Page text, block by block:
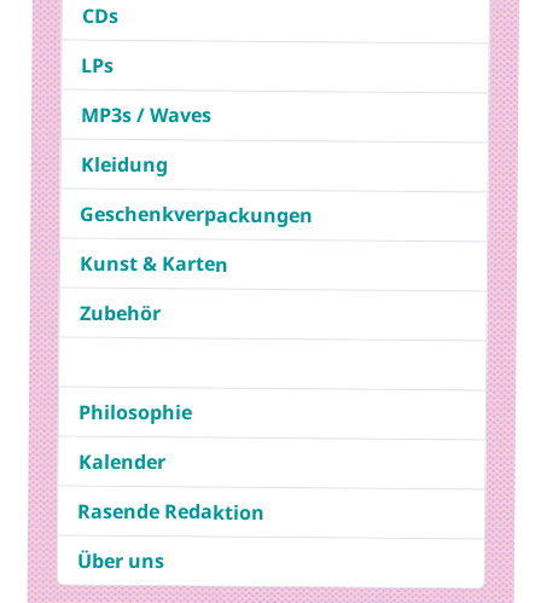
CDs
LPs
MP3s / Waves
Kleidung
Geschenkverpackungen
Kunst & Karten
Zubehör
Philosophie
Kalender
Rasende Redaktion
Über uns